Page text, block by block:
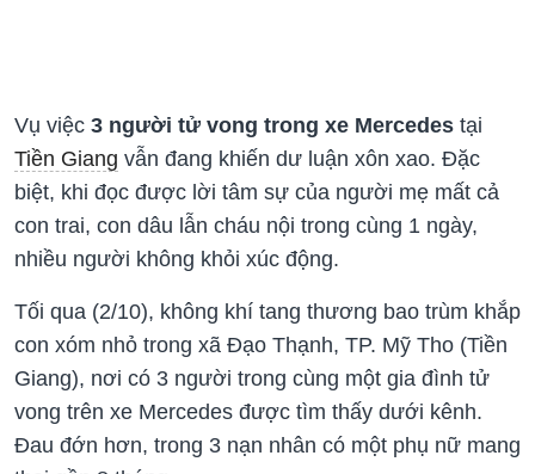
Vụ việc 3 người tử vong trong xe Mercedes tại
Tiền Giang vẫn đang khiến dư luận xôn xao. Đặc
biệt, khi đọc được lời tâm sự của người mẹ mất cả
con trai, con dâu lẫn cháu nội trong cùng 1 ngày,
nhiều người không khỏi xúc động.
Tối qua (2/10), không khí tang thương bao trùm khắp
con xóm nhỏ trong xã Đạo Thạnh, TP. Mỹ Tho (Tiền
Giang), nơi có 3 người trong cùng một gia đình tử
vong trên xe Mercedes được tìm thấy dưới kênh.
Đau đớn hơn, trong 3 nạn nhân có một phụ nữ mang